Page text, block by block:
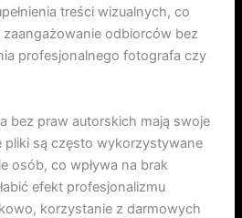
treści wizualnych, co
odbiorców bez
profesjonalnego fotografa czy
bez praw autorskich mają swoje
pliki są często wykorzystywane
osób, co wpływa na brak
efekt profesjonalizmu
korzystanie z darmowych